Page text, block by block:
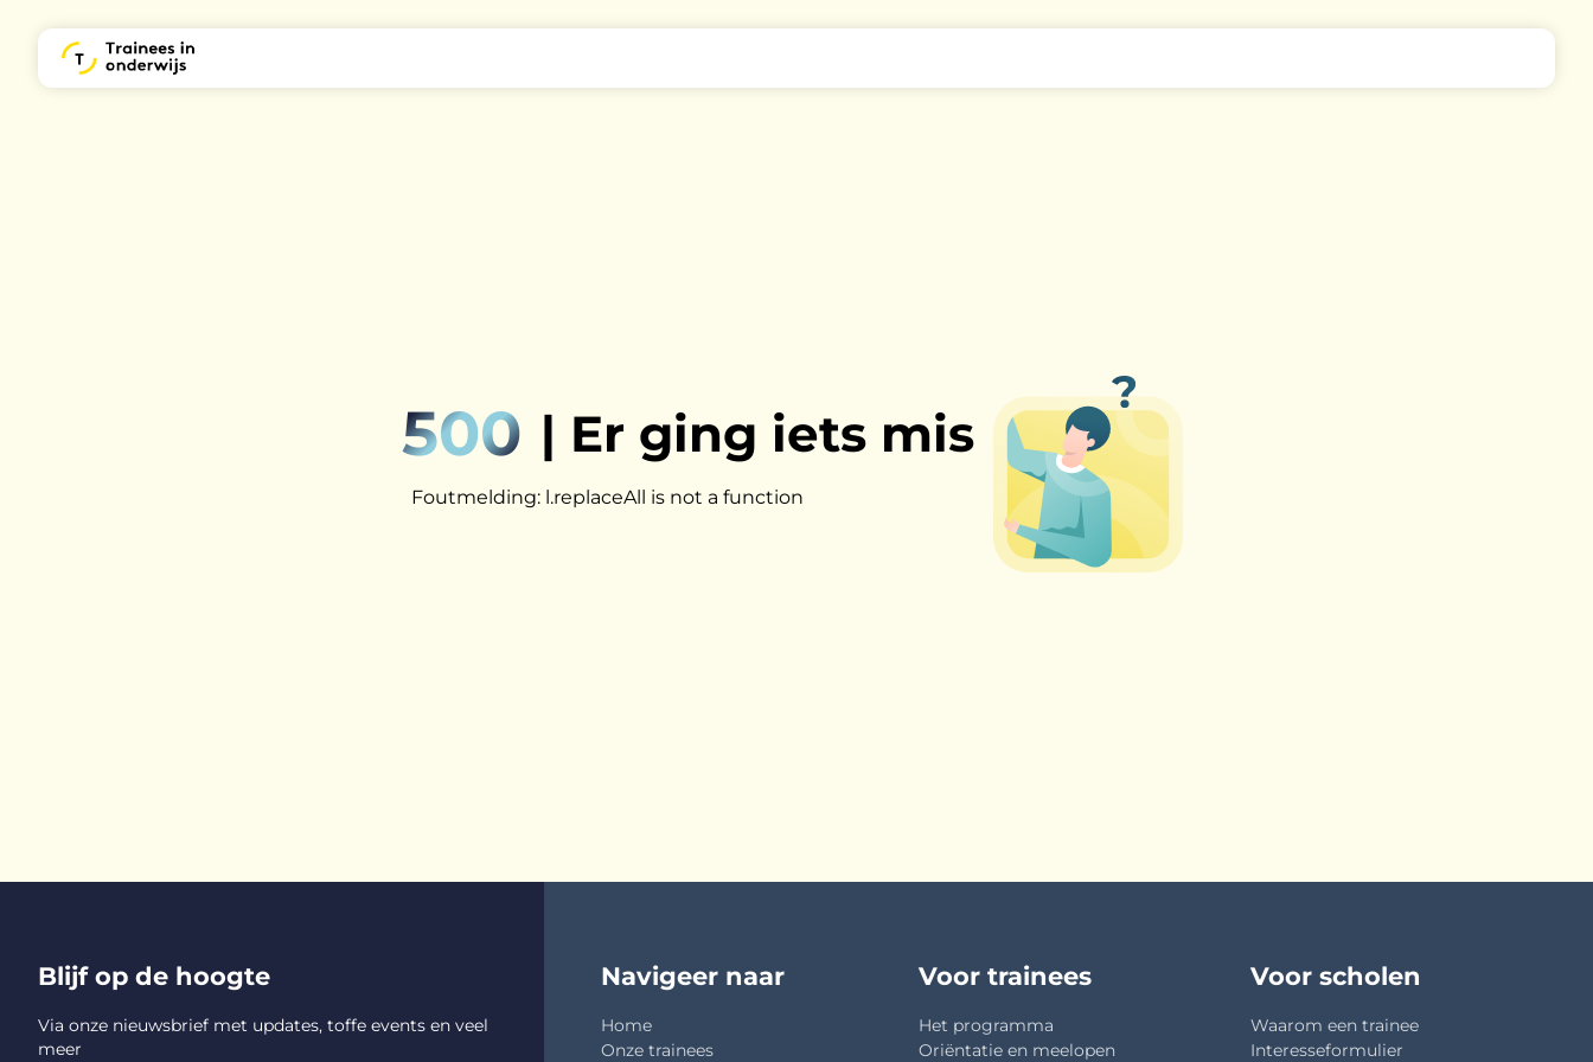
500 | Er ging iets mis
Foutmelding: l.replaceAll is not a function
Blijf op de hoogte
Via onze nieuwsbrief met updates, toffe events en veel
meer
Navigeer naar
Home
Onze trainees
Voor trainees
Het programma
Oriëntatie en meelopen
Voor scholen
Waarom een trainee
Interesseformulier